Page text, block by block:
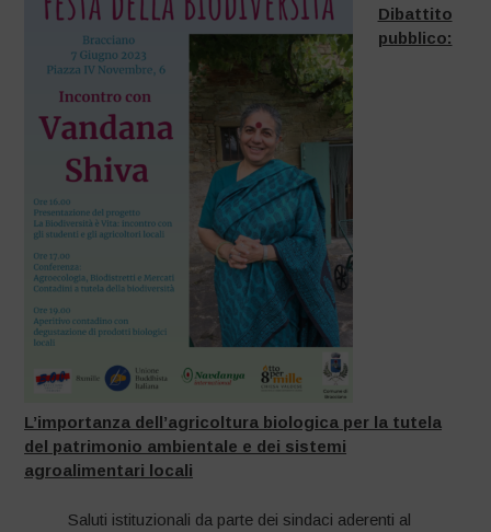
Dibattito
pubblico:
L’importanza dell’agricoltura biologica per la tutela
del patrimonio ambientale e dei sistemi
agroalimentari locali
Saluti istituzionali da parte dei sindaci aderenti al